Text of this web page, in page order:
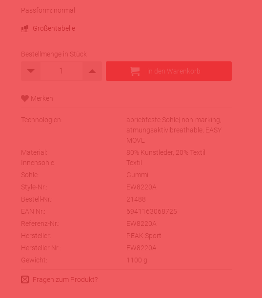
Passform: normal
Größentabelle
Bestellmenge in Stück
Technologien:
abriebfeste Sohle| non-marking,
atmungsaktiv|breathable, EASY
MOVE
Material:
80% Kunstleder, 20% Textil
Innensohle:
Textil
Sohle:
Gummi
Style-Nr.:
EW8220A
Bestell-Nr.:
21488
EAN Nr.:
6941163068725
Referenz-Nr.:
EW8220A
Hersteller:
PEAK Sport
Hersteller Nr.:
EW8220A
Gewicht:
1100 g
Fragen zum Produkt?